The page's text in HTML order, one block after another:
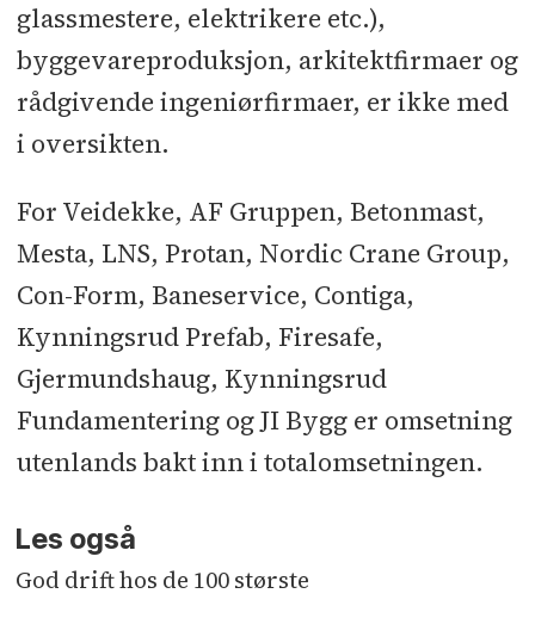
glassmestere, elektrikere etc.),
byggevareproduksjon, arkitektfir­maer og
rådgivende ingeniørfirmaer, er ikke med
i oversikten.
For Veidekke, AF Gruppen, Betonmast,
Mesta, LNS, Protan, Nordic Crane Group,
Con-Form, Baneservice, Contiga,
Kynningsrud Prefab, Firesafe,
Gjermundshaug, Kynningsrud
Fundamentering og JI Bygg er omsetning
utenlands bakt inn i totalomsetningen.
Les også
God drift hos de 100 største